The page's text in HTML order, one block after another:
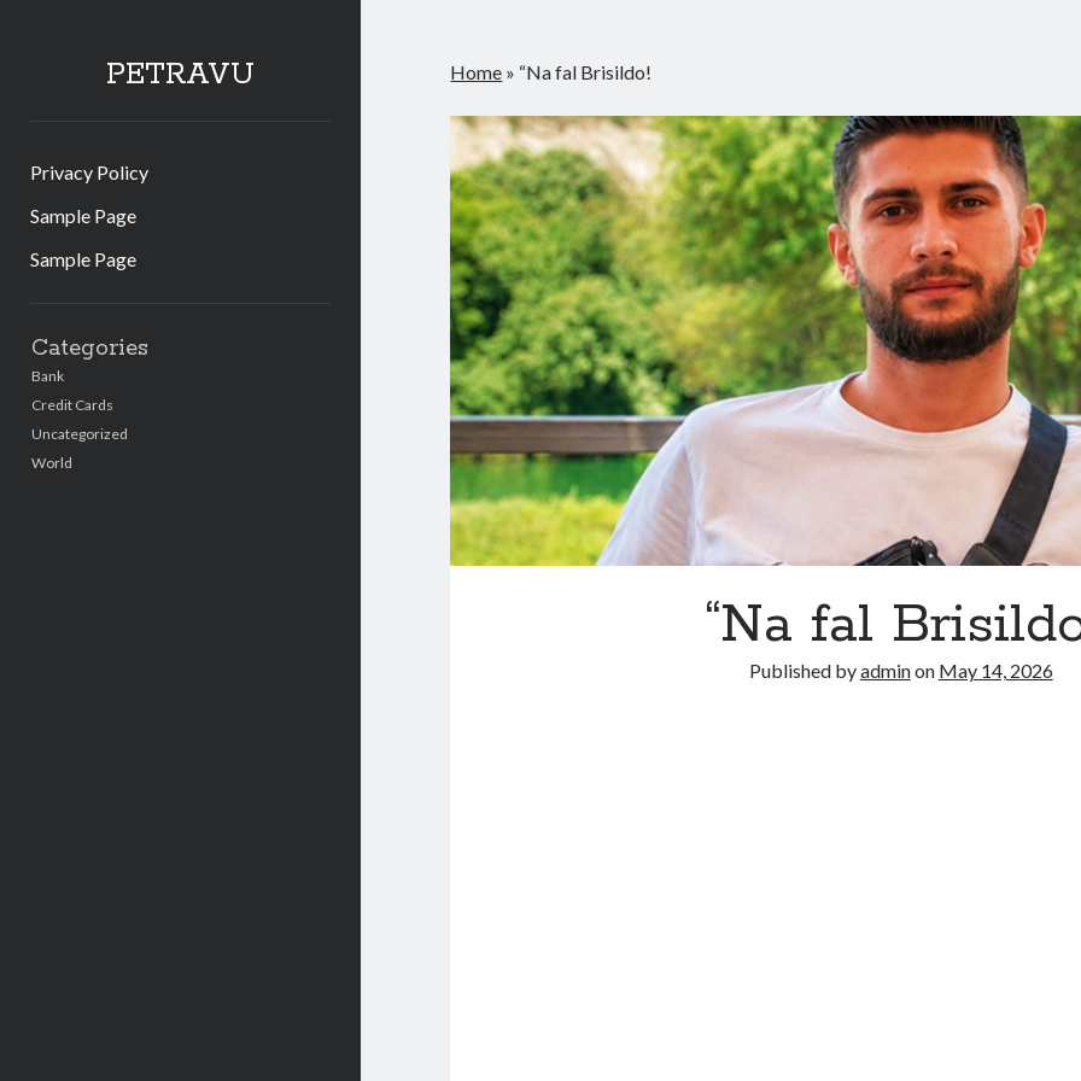
PETRAVU
Privacy Policy
Sample Page
Sample Page
Categories
Bank
Credit Cards
Uncategorized
World
Home » “Na fal Brisildo!
“Na fal
Published byadminon May 14, 2026